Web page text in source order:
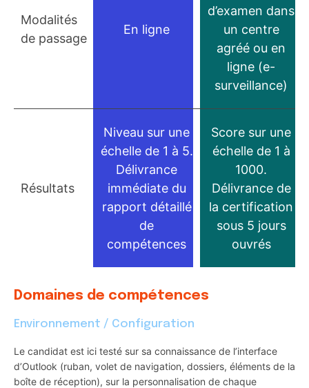
Modalités
de passage
En ligne
d’examen dans
un centre
agréé ou en
ligne (e-
surveillance)
Résultats
Niveau sur une
échelle de 1 à 5.
Délivrance
immédiate du
rapport détaillé
de
compétences
Score sur une
échelle de 1 à
1000.
Délivrance de
la certification
sous 5 jours
ouvrés
Domaines de compétences
Environnement / Configuration
Le candidat est ici testé sur sa connaissance de l’interface
d’Outlook (ruban, volet de navigation, dossiers, éléments de la
boîte de réception), sur la personnalisation de chaque